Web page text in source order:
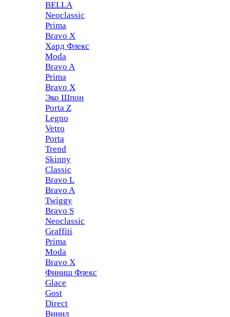
BELLA
Neoclassic
Prima
Bravo X
Хард Флекс
Moda
Bravo A
Prima
Bravo X
Эко Шпон
Porta Z
Legno
Vetro
Porta
Trend
Skinny
Classic
Bravo L
Bravo A
Twiggy
Bravo S
Neoclassic
Graffiti
Prima
Moda
Bravo X
Финиш Флекс
Glace
Gost
Direct
Винил